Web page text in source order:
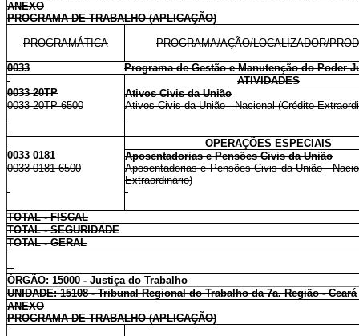
ANEXO
PROGRAMA DE TRABALHO (APLICAÇÃO)
PROGRAMÁTICA PROGRAMA/AÇÃO/LOCALIZADOR/
0033
Programa de Gestão e Manutenção do Poder
ATIVIDADES
0033 20TP
Ativos Civis da União
0033 20TP 6500
Ativos Civis da União - Nacional (Crédito
OPERAÇÕES ESPECIAIS
0033 0181
Aposentadorias e Pensões Civis da União
0033 0181 6500
Aposentadorias e Pensões Civis da União -
Extraordinário)
TOTAL - FISCAL
TOTAL - SEGURIDADE
TOTAL - GERAL
ÓRGÃO: 15000 - Justiça do Trabalho
UNIDADE: 15108 - Tribunal Regional do Trabalho da 7a. Região - Ceará
ANEXO
PROGRAMA DE TRABALHO (APLICAÇÃO)